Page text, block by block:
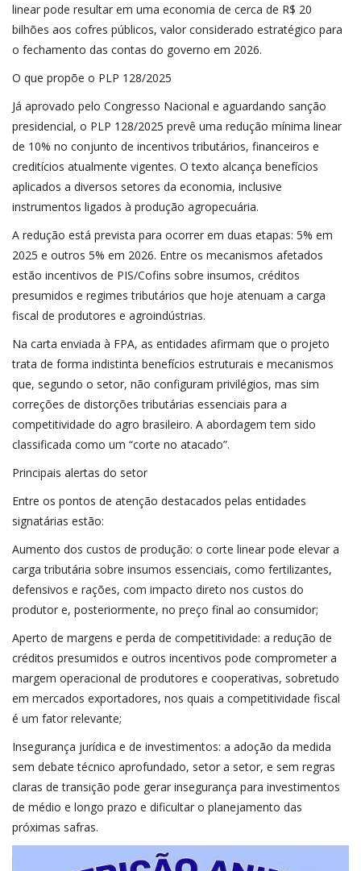
linear pode resultar em uma economia de cerca de R$ 20
bilhões aos cofres públicos, valor considerado estratégico para
o fechamento das contas do governo em 2026.
O que propõe o PLP 128/2025
Já aprovado pelo Congresso Nacional e aguardando sanção
presidencial, o PLP 128/2025 prevê uma redução mínima linear
de 10% no conjunto de incentivos tributários, financeiros e
creditícios atualmente vigentes. O texto alcança benefícios
aplicados a diversos setores da economia, inclusive
instrumentos ligados à produção agropecuária.
A redução está prevista para ocorrer em duas etapas: 5% em
2025 e outros 5% em 2026. Entre os mecanismos afetados
estão incentivos de PIS/Cofins sobre insumos, créditos
presumidos e regimes tributários que hoje atenuam a carga
fiscal de produtores e agroindústrias.
Na carta enviada à FPA, as entidades afirmam que o projeto
trata de forma indistinta benefícios estruturais e mecanismos
que, segundo o setor, não configuram privilégios, mas sim
correções de distorções tributárias essenciais para a
competitividade do agro brasileiro. A abordagem tem sido
classificada como um “corte no atacado”.
Principais alertas do setor
Entre os pontos de atenção destacados pelas entidades
signatárias estão:
Aumento dos custos de produção: o corte linear pode elevar a
carga tributária sobre insumos essenciais, como fertilizantes,
defensivos e rações, com impacto direto nos custos do
produtor e, posteriormente, no preço final ao consumidor;
Aperto de margens e perda de competitividade: a redução de
créditos presumidos e outros incentivos pode comprometer a
margem operacional de produtores e cooperativas, sobretudo
em mercados exportadores, nos quais a competitividade fiscal
é um fator relevante;
Insegurança jurídica e de investimentos: a adoção da medida
sem debate técnico aprofundado, setor a setor, e sem regras
claras de transição pode gerar insegurança para investimentos
de médio e longo prazo e dificultar o planejamento das
próximas safras.